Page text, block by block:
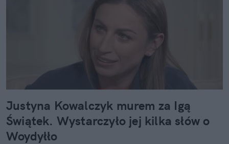
Justyna Kowalczyk murem za Igą
Świątek. Wystarczyło jej kilka słów o
Woydyłło